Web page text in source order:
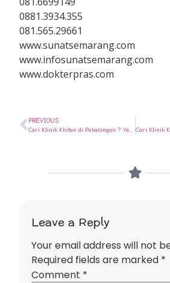
0881.3934.355
081.565.29661
www.sunatsemarang.com
www.infosunatsemarang.com
www.dokterpras.com
PREVIOUS
Leave a Reply
Your email address will not
Required fields are marked *
Comment *